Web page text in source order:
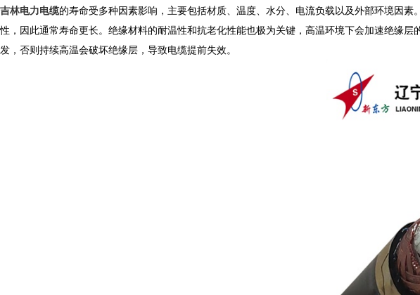
吉林电力电缆的寿命受多种因素影响，主要包括材质、温度、水分、电流负载以及外部环境因
性，因此通常寿命更长。绝缘材料的耐温性和抗老化性能也极为关键，高温环境下会加速绝缘
发，否则持续高温会破坏绝缘层，导致电缆提前失效。